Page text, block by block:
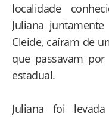
localidade
Juliana
Cleide, caíram de
que passavam
estadual.
Juliana foi